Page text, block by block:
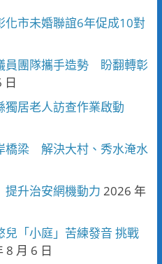
化市未婚聯誼6年促成10對
員團隊攜手造勢 盼翻轉彰
日
居老人訪查作業啟動
橋梁 解決大村、秀水淹水
升治安網機動力 2026 年
「小庭」苦練發音 挑戰
8 月 6 日